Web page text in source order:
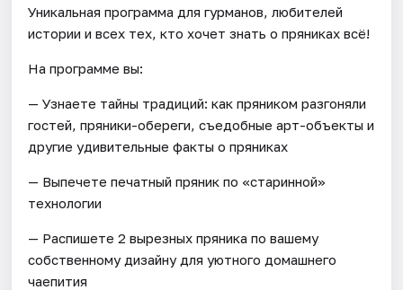
Уникальная программа для гурманов, любителей
истории и всех тех, кто хочет знать о пряниках всё!
На программе вы:
— Узнаете тайны традиций: как пряником разгоняли
гостей, пряники-обереги, съедобные арт-объекты и
другие удивительные факты о пряниках
— Выпечете печатный пряник по «старинной»
технологии
— Распишете 2 вырезных пряника по вашему
собственному дизайну для уютного домашнего
чаепития